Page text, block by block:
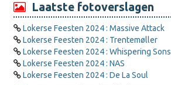
Laatste fotoverslagen
Lokerse Feesten 2024 : Massive Attack
Lokerse Feesten 2024 : Trentemøller
Lokerse Feesten 2024 : Whispering Sons
Lokerse Feesten 2024 : NAS
Lokerse Feesten 2024 : De La Soul